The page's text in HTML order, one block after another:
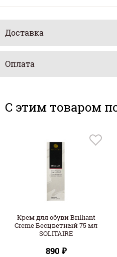
Доставка
Оплата
C этим товаром
Крем для обуви Brilliant
Creme Бесцветный 75 мл
SOLITAIRE
890 ₽